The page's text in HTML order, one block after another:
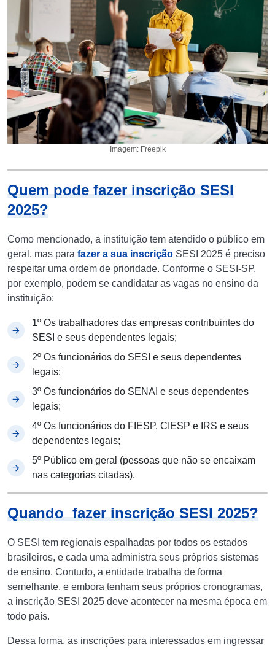
Imagem: Freepik
Quem pode fazer inscrição SESI
2025?
Como mencionado, a instituição tem atendido o público em
geral, mas para fazer a sua inscrição SESI 2025 é preciso
respeitar uma ordem de prioridade. Conforme o SESI-SP,
por exemplo, podem se candidatar as vagas no ensino da
instituição:
1º Os trabalhadores das empresas contribuintes do
SESI e seus dependentes legais;
2º Os funcionários do SESI e seus dependentes
legais;
3º Os funcionários do SENAI e seus dependentes
legais;
4º Os funcionários do FIESP, CIESP e IRS e seus
dependentes legais;
5º Público em geral (pessoas que não se encaixam
nas categorias citadas).
Quando fazer inscrição SESI 2025?
O SESI tem regionais espalhadas por todos os estados
brasileiros, e cada uma administra seus próprios sistemas
de ensino. Contudo, a entidade trabalha de forma
semelhante, e embora tenham seus próprios cronogramas,
a inscrição SESI 2025 deve acontecer na mesma época em
todo país.
Dessa forma, as inscrições para interessados em ingressar